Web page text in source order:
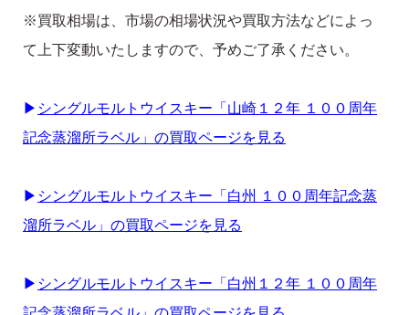
※買取相場は、市場の相場状況や買取方法などによっ
て上下変動いたしますので、予めご了承ください。
▶ シングルモルトウイスキー「山崎１２年 １００周年
記念蒸溜所ラベル」の買取ページを見る
▶ シングルモルトウイスキー「白州 １００周年記念蒸
溜所ラベル」の買取ページを見る
▶ シングルモルトウイスキー「白州１２年 １００周年